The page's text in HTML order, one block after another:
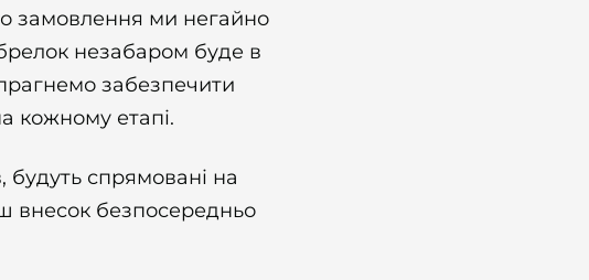
замовлення ми негайно
незабаром буде в
забезпечити
кожному етапі.
будуть спрямовані на
внесок безпосередньо